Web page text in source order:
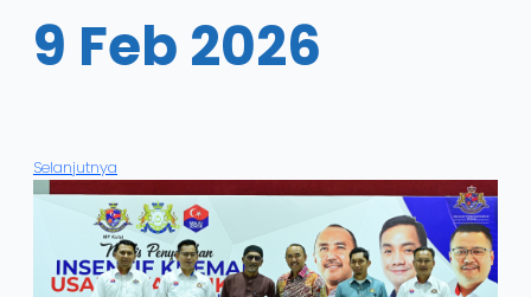
9 Feb 2026
Selanjutnya